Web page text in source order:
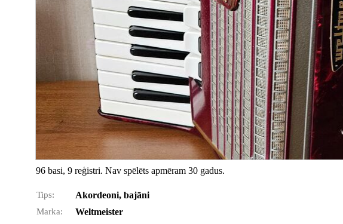
96 basi, 9 reģistri. Nav spēlēts apmēram 30 gadus.
Tips: Akordeoni, bajāni
Marka: Weltmeister